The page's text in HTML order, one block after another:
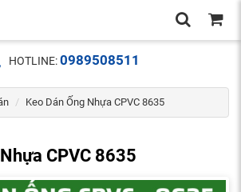
HOTLINE:0989508511
Keo Dán Ống Nhựa CPVC 8635
CPVC 8635